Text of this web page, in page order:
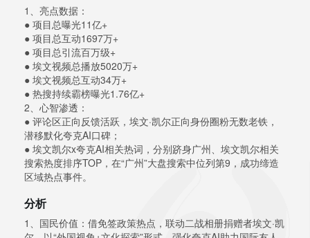
1、亮点数据：
● 项目总曝光11亿+
● 项目总互动1697万+
● 项目总引流百万级+
● 埃文视频总播放5020万+
● 埃文视频总互动34万+
● 热搜持续霸榜曝光1.76亿+
2、心智渗透：
● 评论区正向反馈活跃，埃文·凯尔正向身份圈粉无数老铁，
潜移默化夸克AI口碑；
● 埃文凯尔x夸克AI相关热词，分别跻身广州、埃文凯尔相关
搜索热度排序TOP，在“广州”大盘搜索中位列第9，成功缔造
区域热点事件。
分析
1、国民价值：借免签政策热点，联动二战相册捐赠者埃文·凯